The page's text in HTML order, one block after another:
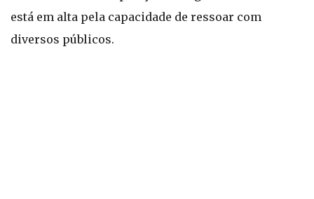
está em alta pela capacidade de ressoar com
diversos públicos.